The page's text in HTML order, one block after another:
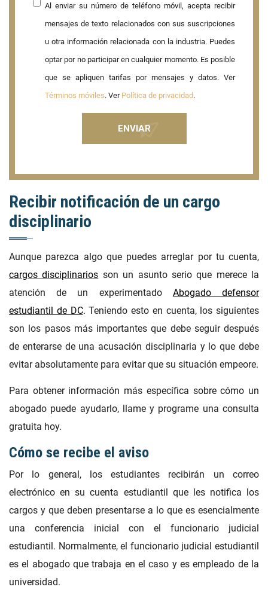
Al enviar su número de teléfono móvil, acepta recibir
mensajes de texto relacionados con sus suscripciones
u otra información relacionada con la industria. Puedes
optar por no participar en cualquier momento. Es posible
que se apliquen tarifas por mensajes y datos. Ver
Términos móviles. Ver Política de privacidad.
Recibir notificación de un cargo
disciplinario
Aunque parezca algo que puedes arreglar por tu cuenta,
cargos disciplinarios son un asunto serio que merece la
atención de un experimentado Abogado defensor
estudiantil de DC. Teniendo esto en cuenta, los siguientes
son los pasos más importantes que debe seguir después
de enterarse de una acusación disciplinaria y lo que debe
evitar absolutamente para evitar que su situación empeore.
Para obtener información más específica sobre cómo un
abogado puede ayudarlo, llame y programe una consulta
gratuita hoy.
Cómo se recibe el aviso
Por lo general, los estudiantes recibirán un correo
electrónico en su cuenta estudiantil que les notifica los
cargos y que deben presentarse a lo que es esencialmente
una conferencia inicial con el funcionario judicial
estudiantil. Normalmente, el funcionario judicial estudiantil
es el abogado que trabaja en el caso y es empleado de la
universidad.